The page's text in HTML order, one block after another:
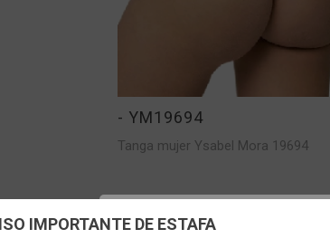
- YM19694
Tanga mujer Ysabel Mora 19694
VER MÁS
Configuración de cookies
IMPORTANTE DE ESTAFA